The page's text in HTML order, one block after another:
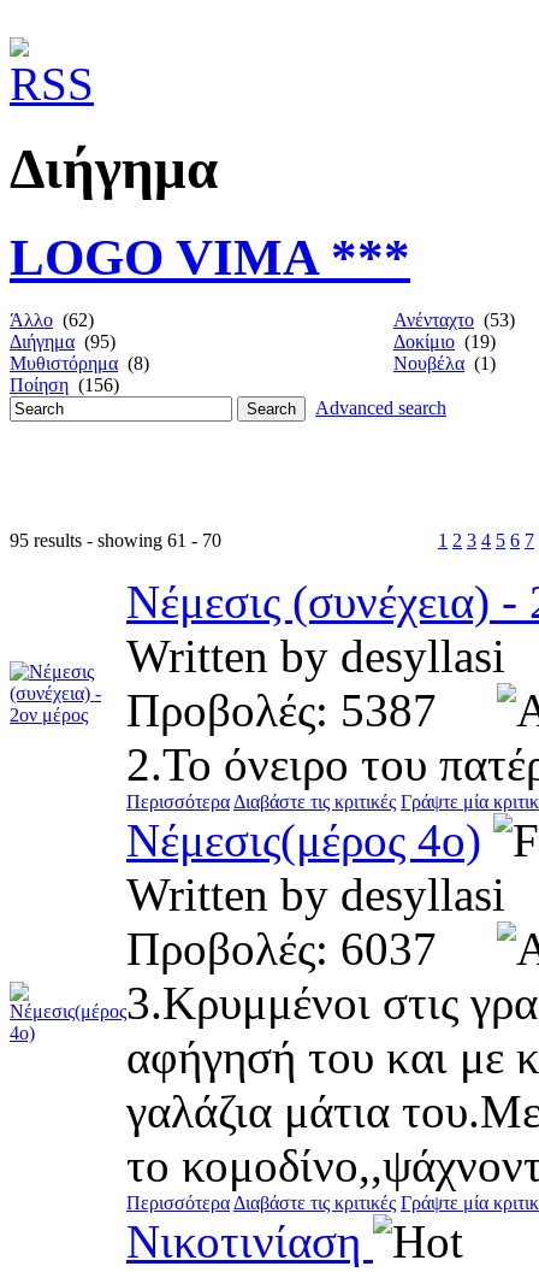
Διήγημα
LOGO VIMA ***
Άλλο (62) Ανένταχτο (53)
Διήγημα (95) Δοκίμιο (19)
Μυθιστόρημα (8) Νουβέλα (1)
Ποίηση (156)
Advanced search
95 results - showing 61 - 70 1 2 3 4 5 6 7
Νέμεσις (συνέχεια) -
Written by
Προβολές: 5387
2.Το όνειρο του
ΠερισσότεραΔιαβάστε τις κριτικές Γράψτε μία
Νέμεσις(μέρος 4ο)
Written by
Προβολές: 6037
3.Κρυμμένοι στις
αφήγησή του και με
γαλάζια μάτια
το
ΠερισσότεραΔιαβάστε τις κριτικές Γράψτε μία
Νικοτινίαση